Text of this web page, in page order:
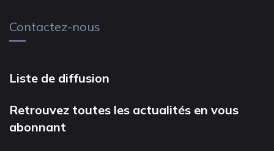
Contactez-nous
Liste de diffusion
Retrouvez toutes les actualités en vous
abonnant